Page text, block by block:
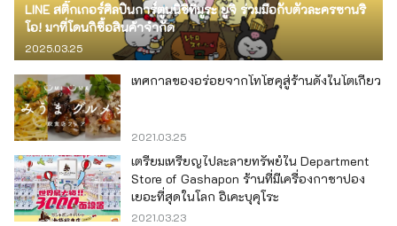
LINE สติ๊กเกอร์ศิลปินการ์ตูนนิชิทีมูระ ยูจิ ร่วมมือกับตัวละครซานริ
โอ! มาที่โดนกิซื้อสินค้าจำกัด
2025.03.25
เทศกาลของอร่อยจากโทโฮคุสู่ร้านดังในโตเกียว
2021.03.25
เตรียมเหรียญไปละลายทรัพย์ใน Department
Store of Gashapon ร้านที่มีเครื่องกาชาปอง
เยอะที่สุดในโลก อิเคะบุคุโระ
2021.03.23